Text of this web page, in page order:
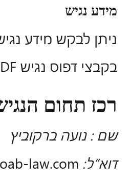
מידע נגיש
ניתן לבקש מידע
בקבצי דפוס נגיש PDF
רכז תחום
שם : נועה ברקוביץ
דוא”ל: law.com